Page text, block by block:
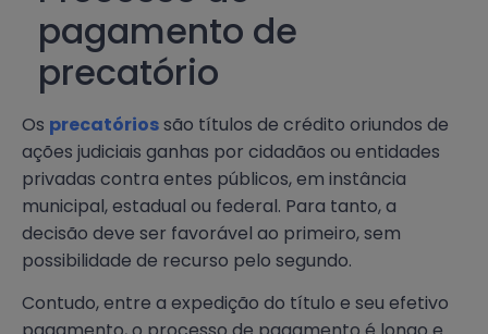
pagamento de
precatório
Os precatóriossão títulos de crédito oriundos de
ações judiciais ganhas por cidadãos ou entidades
privadas contra entes públicos, em instância
municipal, estadual ou federal. Para tanto, a
decisão deve ser favorável ao primeiro, sem
possibilidade de recurso pelo segundo.
Contudo, entre a expedição do título e seu efetivo